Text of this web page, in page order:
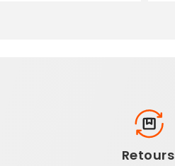
Retours